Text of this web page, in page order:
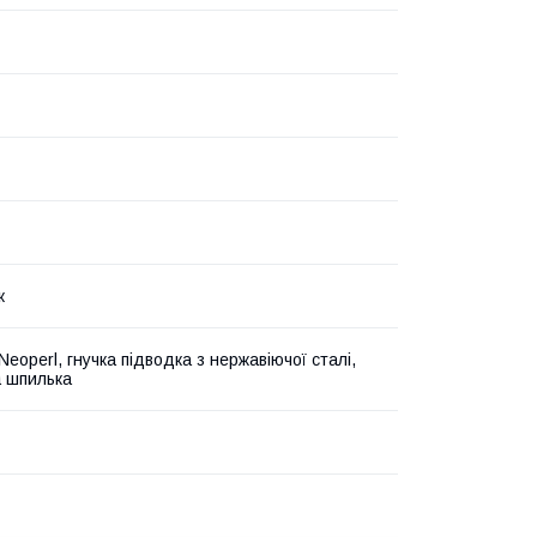
гнучка підводка з нержавіючої сталі,
шпилька